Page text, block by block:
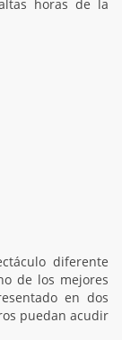
horas de la
diferente
de los mejores
en dos
puedan acudir